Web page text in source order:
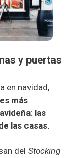
y puertas
en navidad,
más
: las
las casas.
del Stocking